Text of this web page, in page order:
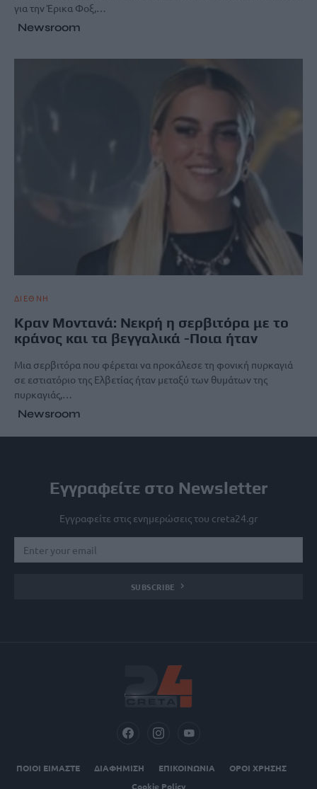
για την Έρικα Φοξ,…
Newsroom
ΔΙΕΘΝΗ
Κραν Μοντανά: Νεκρή η σερβιτόρα με το
κράνος και τα βεγγαλικά -Ποια ήταν
Μια σερβιτόρα που φέρεται να προκάλεσε τη φονική πυρκαγιά
σε εστιατόριο της Ελβετίας ήταν μεταξύ των θυμάτων της
πυρκαγιάς,…
Newsroom
Εγγραφείτε στο Newsletter
Εγγραφείτε στις ενημερώσεις του creta24.gr
SUBSCRIBE
ΠΟΙΟΙ ΕΙΜΑΣΤΕ ΔΙΑΦΗΜΙΣΗ ΕΠΙΚΟΙΝΩΝΙΑ
ΟΡΟΙ ΧΡΗΣΗΣ
Cookie Policy